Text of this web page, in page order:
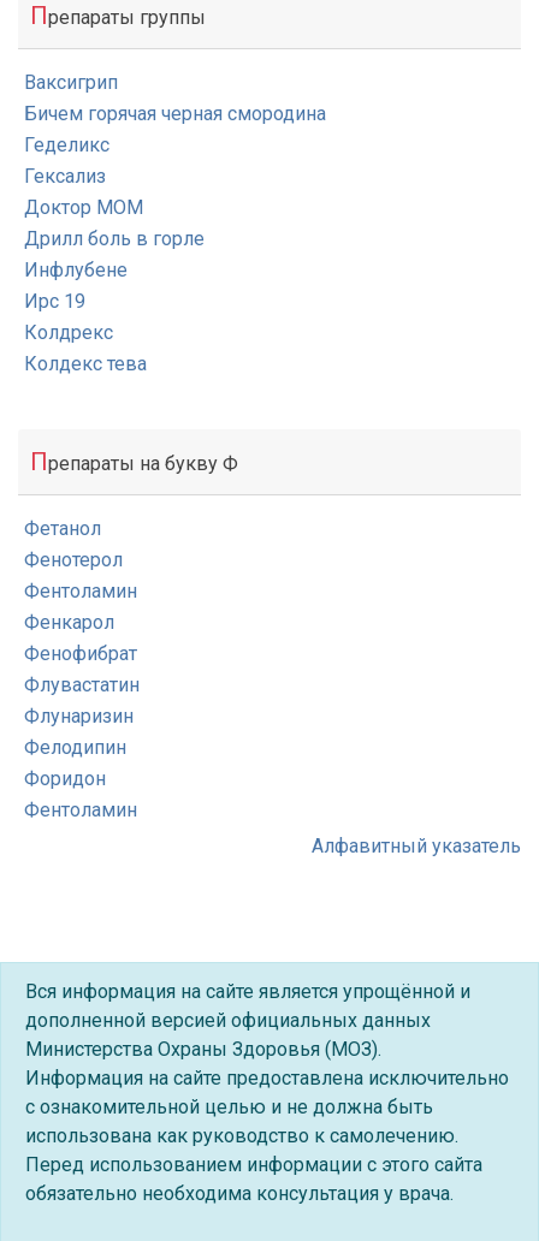
Препараты группы
Ваксигрип
Бичем горячая черная смородина
Геделикс
Гексализ
Доктор МОМ
Дрилл боль в горле
Инфлубене
Ирс 19
Колдрекс
Колдекс тева
Препараты на букву Ф
Фетанол
Фенотерол
Фентоламин
Фенкарол
Фенофибрат
Флувастатин
Флунаризин
Фелодипин
Форидон
Фентоламин
Алфавитный указатель
Вся информация на сайте является упрощённой и
дополненной версией официальных данных
Министерства Охраны Здоровья (МОЗ).
Информация на сайте предоставлена исключительно
с ознакомительной целью и не должна быть
использована как руководство к самолечению.
Перед использованием информации с этого сайта
обязательно необходима консультация у врача.